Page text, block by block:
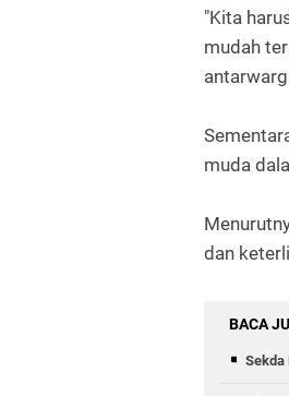
"Kita
mudah
muda
dan
BACA
Sekda